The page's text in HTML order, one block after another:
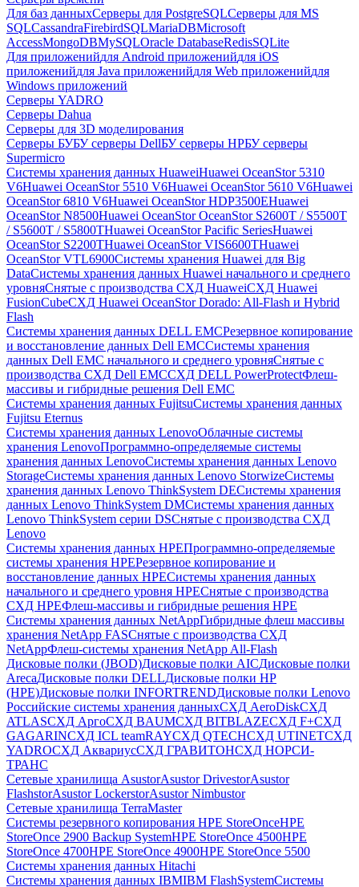
Для баз данныхСерверы для PostgreSQLСерверы для MS
SQLCassandraFirebirdSQLMariaDBMicrosoft
AccessMongoDBMySQLOracle DatabaseRedisSQLite
Для приложенийдля Android приложенийдля iOS
приложенийдля Java приложенийдля Web приложенийдля
Windows приложений
Серверы YADRO
Серверы Dahua
Серверы для 3D моделирования
Серверы БУБУ серверы DellБУ серверы HPБУ серверы
Supermicro
Системы хранения данных HuaweiHuawei OceanStor 5310
V6Huawei OceanStor 5510 V6Huawei OceanStor 5610 V6Huawei
OceanStor 6810 V6Huawei OceanStor HDP3500EHuawei
OceanStor N8500Huawei OceanStor OceanStor S2600T / S5500T
/ S5600T / S5800THuawei OceanStor Pacific SeriesHuawei
OceanStor S2200THuawei OceanStor VIS6600THuawei
OceanStor VTL6900Системы хранения Huawei для Big
DataСистемы хранения данных Huawei начального и среднего
уровняСнятые с производства СХД HuaweiСХД Huawei
FusionCubeСХД Huawei OceanStor Dorado: All-Flash и Hybrid
Flash
Системы хранения данных DELL EMCРезервное копирование
и восстановление данных Dell EMCСистемы хранения
данных Dell EMC начального и среднего уровняСнятые с
производства СХД Dell EMCСХД DELL PowerProtectФлеш-
массивы и гибридные решения Dell EMC
Системы хранения данных FujitsuСистемы хранения данных
Fujitsu Eternus
Системы хранения данных LenovoОблачные системы
хранения LenovoПрограммно-определяемые системы
хранения данных LenovoСистемы хранения данных Lenovo
StorageСистемы хранения данных Lenovo StorwizeСистемы
хранения данных Lenovo ThinkSystem DEСистемы хранения
данных Lenovo ThinkSystem DMСистемы хранения данных
Lenovo ThinkSystem серии DSСнятые с производства СХД
Lenovo
Системы хранения данных HPEПрограммно-определяемые
системы хранения HPEРезервное копирование и
восстановление данных HPEСистемы хранения данных
начального и среднего уровня HPEСнятые с производства
СХД HPEФлеш-массивы и гибридные решения HPE
Cистемы хранения данных NetAppГибридные флеш массивы
хранения NetApp FASСнятые с производства СХД
NetAppФлеш-системы хранения NetApp All-Flash
Дисковые полки (JBOD)Дисковые полки AICДисковые полки
ArecaДисковые полки DELLДисковые полки HP
(HPE)Дисковые полки INFORTRENDДисковые полки Lenovo
Российские системы хранения данныхСХД AeroDiskСХД
ATLASСХД AргоСХД BAUMСХД BITBLAZEСХД F+СХД
GAGARINСХД ICL teamRAYСХД QTECHСХД UTINETСХД
YADROСХД АквариусСХД ГРАВИТОНСХД НОРСИ-
ТРАНС
Сетевые хранилища AsustorAsustor DrivestorAsustor
FlashstorAsustor LockerstorAsustor Nimbustor
Сетевые хранилища TerraMaster
Системы резервного копирования HPE StoreOnceHPE
StoreOnce 2900 Backup SystemHPE StoreOnce 4500HPE
StoreOnce 4700HPE StoreOnce 4900HPE StoreOnce 5500
Системы хранения данных Hitachi
Системы хранения данных IBMIBM FlashSystemСистемы